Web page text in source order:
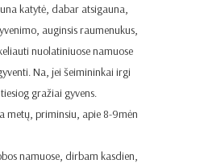
katytė, dabar atsigauna,
auginsis raumenukus,
nuolatiniuose namuose
Na, jei šeimininkai irgi
gražiai gyvens.
metų, priminsiu, apie 8-9mėn
namuose, dirbam kasdien,